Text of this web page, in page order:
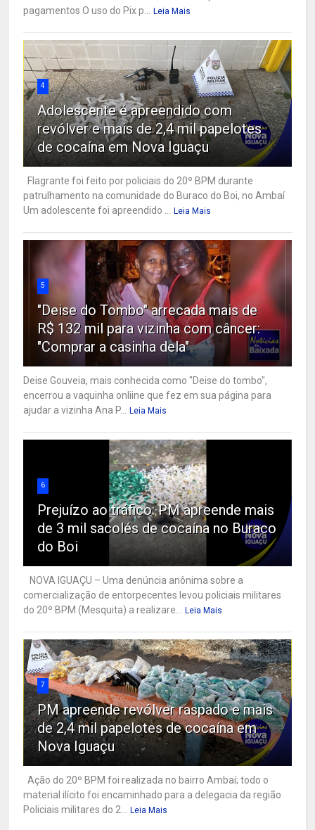
pagamentos O uso do Pix p...
Leia Mais
4
Adolescente é apreendido com
revólver e mais de 2,4 mil papelotes
de cocaína em Nova Iguaçu
Flagrante foi feito por policiais do 20º BPM durante
patrulhamento na comunidade do Buraco do Boi, no Ambaí
Um adolescente foi apreendido ...
Leia Mais
5
"Deise do Tombo" arrecada mais de
R$ 132 mil para vizinha com câncer:
"Comprar a casinha dela"
Deise Gouveia, mais conhecida como "Deise do tombo",
encerrou a vaquinha onliine que fez em sua página para
ajudar a vizinha Ana P...
Leia Mais
6
Prejuízo ao tráfico: PM apreende mais
de 3 mil sacolés de cocaína no Buraco
do Boi
NOVA IGUAÇU – Uma denúncia anônima sobre a
comercialização de entorpecentes levou policiais militares
do 20º BPM (Mesquita) a realizare...
Leia Mais
7
PM apreende revólver raspado e mais
de 2,4 mil papelotes de cocaína em
Nova Iguaçu
Ação do 20º BPM foi realizada no bairro Ambaí; todo o
material ilícito foi encaminhado para a delegacia da região
Policiais militares do 2...
Leia Mais